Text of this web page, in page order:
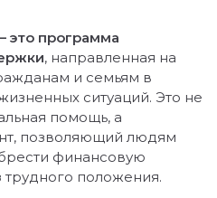
это программа
, направленная на
и семьям в
ситуаций. Это не
помощь, а
позволяющий людям
финансовую
трудного положения.